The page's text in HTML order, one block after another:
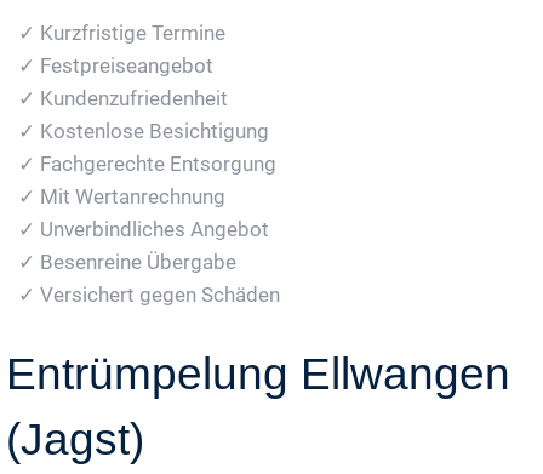
✓ Kurzfristige Termine
✓ Festpreiseangebot
✓ Kundenzufriedenheit
✓ Kostenlose Besichtigung
✓ Fachgerechte Entsorgung
✓ Mit Wertanrechnung
✓ Unverbindliches Angebot
✓ Besenreine Übergabe
✓ Versichert gegen Schäden
Entrümpelung Ellwangen
(Jagst)